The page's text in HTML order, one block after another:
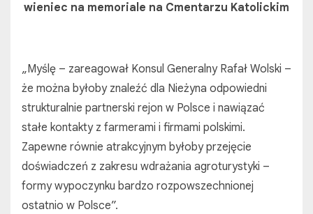
wieniec na memoriale na Cmentarzu Katolickim
„Myślę – zareagował Konsul Generalny Rafał Wolski –
że można byłoby znaleźć dla Nieżyna odpowiedni
strukturalnie partnerski rejon w Polsce і nawiązać
stałe kontakty z farmerami i firmami polskimi.
Zapewne równie atrakcyjnym byłoby przejęcie
doświadczeń z zakresu wdrażania agroturystyki –
formy wypoczynku bardzo rozpowszechnionej
ostatnio w Polsce”.